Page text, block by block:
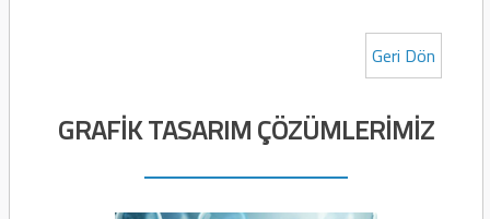
Geri Dön
GRAFİK TASARIM ÇÖZÜMLERİMİZ